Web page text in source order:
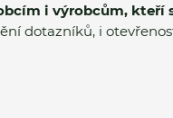
i výrobcům,
dotazníků, i